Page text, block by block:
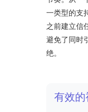
一类型的支
之前建立信
避免了同时
绝。
有效的